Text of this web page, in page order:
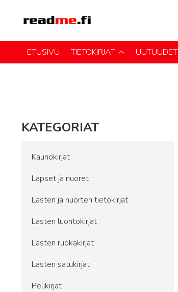
ETUSIVU TIETOKIRJAT UUTUUDET
KATEGORIAT
Kaunokirjat
Lapset ja nuoret
Lasten ja nuorten tietokirjat
Lasten luontokirjat
Lasten ruokakirjat
Lasten satukirjat
Pelikirjat